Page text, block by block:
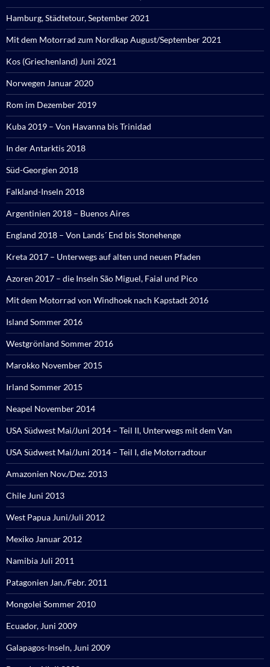
Hamburg, Städtetour, September 2021
Mit dem Motorrad zum Nordkap August/September 2021
Kos (Griechenland) Juni 2021
Norwegen Januar 2020
Rom im Dezember 2019
Kuba 2019 – Von Havanna bis Trinidad
In der Antarktis 2018
Süd-Georgien 2018
Falkland-Inseln 2018
Argentinien 2018 – Buenos Aires
England 2018 – Von Lands´ End bis Stonehenge
Kreta 2017 – Unterwegs auf alten und neuen Pfaden
Azoren 2017 – die Inseln São Miguel, Faial und Pico
Mit dem Motorrad von Windhoek nach Kapstadt 2016
Island Sommer 2016
Westgrönland Sommer 2016
Marokko November 2015
Irland Sommer 2015
Neapel November 2014
USA Südwest Mai/Juni 2014 – Teil II, Unterwegs mit dem Van
USA Südwest Mai/Juni 2014 – Teil I, die Motorradtour
Amazonien Nov./Dez. 2013
Chile Juni 2013
West Papua Juni/Juli 2012
Mexiko Januar 2012
Namibia Juli 2011
Patagonien Jan./Febr. 2011
Mongolei Sommer 2010
Ecuador, Juni 2009
Galapagos-Inseln, Juni 2009